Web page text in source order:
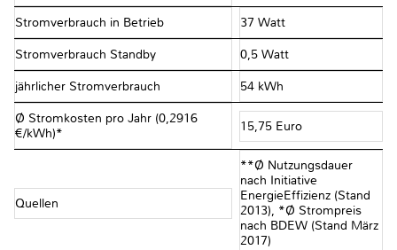
Stromverbrauch in Betrieb 37 Watt
Stromverbrauch Standby 0,5 Watt
jährlicher Stromverbrauch 54 kWh
Ø Stromkosten pro Jahr (0,2916
€/kWh)*
15,75 Euro
Quellen
**Ø Nutzungsdauer
nach Initiative
EnergieEffizienz (Stand
2013), *Ø Strompreis
nach BDEW (Stand März
2017)